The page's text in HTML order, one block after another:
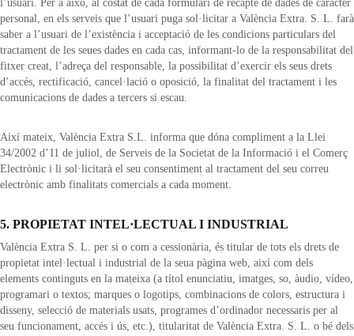
l’usuari. Per a això, al costat de cada formulari de recapte de dades de caràcter
personal, en els serveis que l’usuari puga sol·licitar a València Extra. S. L. farà
saber a l’usuari de l’existència i acceptació de les condicions particulars del
tractament de les seues dades en cada cas, informant-lo de la responsabilitat del
fitxer creat, l’adreça del responsable, la possibilitat d’exercir els seus drets
d’accés, rectificació, cancel·lació o oposició, la finalitat del tractament i les
comunicacions de dades a tercers si escau.
Així mateix, València Extra S.L. informa que dóna compliment a la Llei
34/2002 d’11 de juliol, de Serveis de la Societat de la Informació i el Comerç
Electrònic i li sol·licitarà el seu consentiment al tractament del seu correu
electrònic amb finalitats comercials a cada moment.
5. PROPIETAT INTEL·LECTUAL I INDUSTRIAL
València Extra S. L. per si o com a cessionària, és titular de tots els drets de
propietat intel·lectual i industrial de la seua pàgina web, així com dels
elements continguts en la mateixa (a títol enunciatiu, imatges, so, àudio, vídeo,
programari o textos; marques o logotips, combinacions de colors, estructura i
disseny, selecció de materials usats, programes d’ordinador necessaris per al
seu funcionament, accés i ús, etc.), titularitat de València Extra. S. L. o bé dels